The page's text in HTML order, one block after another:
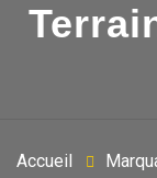
Accueil